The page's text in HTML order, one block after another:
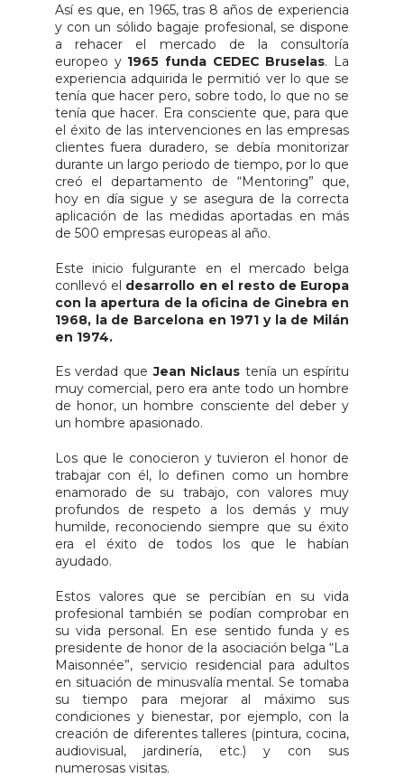
Así es que, en 1965, tras 8 años de experiencia
y con un sólido bagaje profesional, se dispone
a rehacer el mercado de la consultoría
europeo y 1965 funda CEDEC Bruselas. La
experiencia adquirida le permitió ver lo que se
tenía que hacer pero, sobre todo, lo que no se
tenía que hacer. Era consciente que, para que
el éxito de las intervenciones en las empresas
clientes fuera duradero, se debía monitorizar
durante un largo periodo de tiempo, por lo que
creó el departamento de “Mentoring” que,
hoy en día sigue y se asegura de la correcta
aplicación de las medidas aportadas en más
de 500 empresas europeas al año.
Este inicio fulgurante en el mercado belga
conllevó el desarrollo en el resto de Europa
con la apertura de la oficina de Ginebra en
1968, la de Barcelona en 1971 y la de Milán
en 1974.
Es verdad queJean Niclaus tenía un espíritu
muy comercial, pero era ante todo un hombre
de honor, un hombre consciente del deber y
un hombre apasionado.
Los que le conocieron y tuvieron el honor de
trabajar con él, lo definen como un hombre
enamorado de su trabajo, con valores muy
profundos de respeto a los demás y muy
humilde, reconociendo siempre que su éxito
era el éxito de todos los que le habían
ayudado.
Estos valores que se percibían en su vida
profesional también se podían comprobar en
su vida personal. En ese sentido funda y es
presidente de honor de la asociación belga “La
Maisonnée”, servicio residencial para adultos
en situación de minusvalía mental. Se tomaba
su tiempo para mejorar al máximo sus
condiciones y bienestar, por ejemplo, con la
creación de diferentes talleres (pintura, cocina,
audiovisual, jardinería, etc.) y con sus
numerosas visitas.